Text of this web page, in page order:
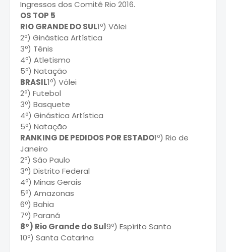
Ingressos dos Comitê Rio 2016.
OS TOP 5
RIO GRANDE DO SUL1º) Vôlei
2º) Ginástica Artística
3º) Tênis
4º) Atletismo
5º) Natação
BRASIL1º) Vôlei
2º) Futebol
3º) Basquete
4º) Ginástica Artística
5º) Natação
RANKING DE PEDIDOS POR ESTADO1º) Rio de
Janeiro
2º) São Paulo
3º) Distrito Federal
4º) Minas Gerais
5º) Amazonas
6º) Bahia
7º) Paraná
8º) Rio Grande do Sul9º) Espírito Santo
10º) Santa Catarina